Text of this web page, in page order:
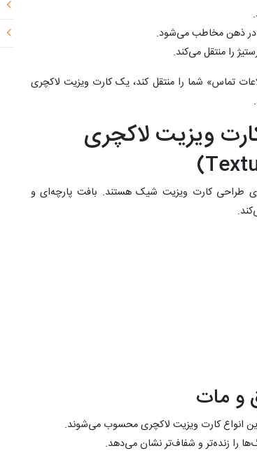
در ذهن مخاطب می‌شود.
را منتقل می‌کند.
تماس» شما را منتقل کند، یک کارت ویزیت لاکچری
ویزیت لاکچری
طراحی کارت ویزیت شیک هستند. بافت پارچه‌ای و
انواع کارت ویزیت لاکچری محسوب می‌شوند.
را زنده‌تر و شفاف‌تر نشان می‌دهد.